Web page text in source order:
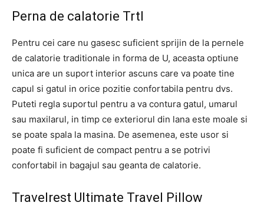
Perna de calatorie Trtl
Pentru cei care nu gasesc suficient sprijin de la pernele
de calatorie traditionale in forma de U, aceasta optiune
unica are un suport interior ascuns care va poate tine
capul si gatul in orice pozitie confortabila pentru dvs.
Puteti regla suportul pentru a va contura gatul, umarul
sau maxilarul, in timp ce exteriorul din lana este moale si
se poate spala la masina. De asemenea, este usor si
poate fi suficient de compact pentru a se potrivi
confortabil in bagajul sau geanta de calatorie.
Travelrest Ultimate Travel Pillow